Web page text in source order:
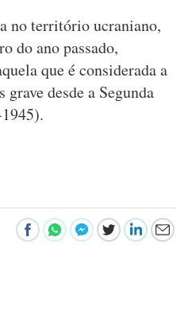
no território ucraniano,
do ano passado,
que é considerada a
desde a Segunda